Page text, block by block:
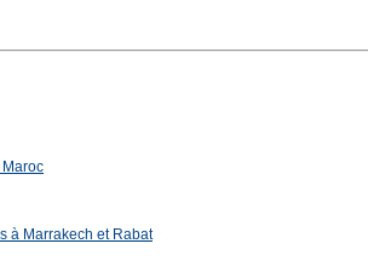
à Marrakech et Rabat